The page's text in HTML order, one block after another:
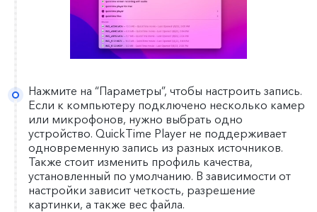
Нажмите на “Параметры”, чтобы настроить запись.
Если к компьютеру подключено несколько камер
или микрофонов, нужно выбрать одно
устройство. QuickTime Player не поддерживает
одновременную запись из разных источников.
Также стоит изменить профиль качества,
установленный по умолчанию. В зависимости от
настройки зависит четкость, разрешение
картинки, а также вес файла.